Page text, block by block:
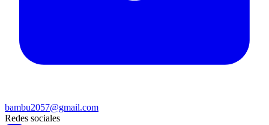
bambu2057@gmail.com
Redes sociales